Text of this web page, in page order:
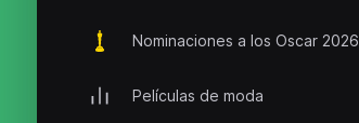
Nominaciones a los Oscar 2026
Películas de moda